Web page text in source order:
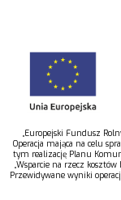
„Europejski Fundusz
Operacja mająca na celu
tym realizację Planu
„Wsparcie na rzecz
Przewidywane wyniki